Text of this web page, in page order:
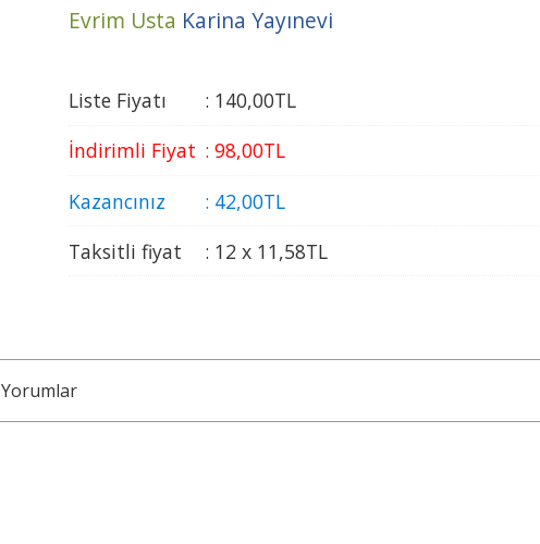
Evrim Usta Karina Yayınevi
Liste Fiyatı : 140,00TL
İndirimli Fiyat : 98,00TL
Kazancınız
: 42,00TL
Taksitli fiyat
: 12 x 11,58TL
Yorumlar